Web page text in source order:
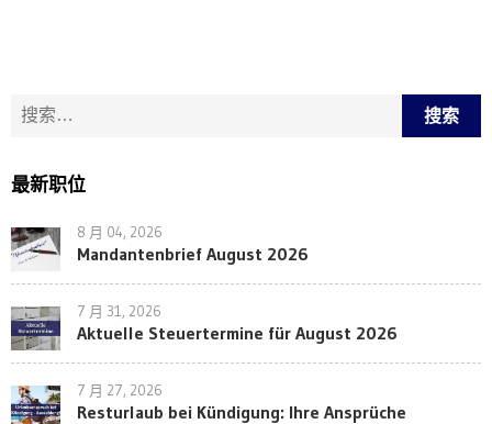
搜索：
最新职位
8 月 04, 2026
Mandantenbrief August 2026
7 月 31, 2026
Aktuelle Steuertermine für August 2026
7 月 27, 2026
Resturlaub bei Kündigung: Ihre Ansprüche